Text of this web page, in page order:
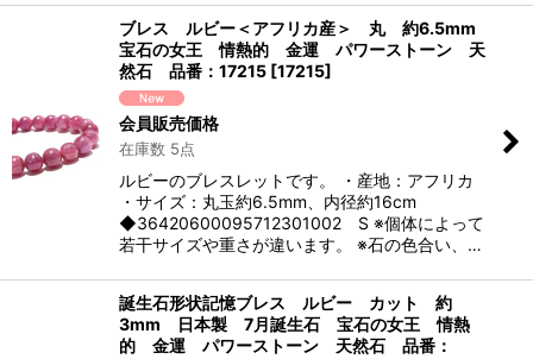
ブレス ルビー＜アフリカ産＞ 丸 約6.5mm
宝石の女王 情熱的 金運 パワーストーン 天
然石 品番：17215 [17215]
会員販売価格
在庫数 5点
ルビーのブレスレットです。 ・産地：アフリカ
・サイズ：丸玉約6.5mm、内径約16cm
◆36420600095712301002 S ※個体によって
若干サイズや重さが違います。 ※石の色合い、…
誕生石形状記憶ブレス ルビー カット 約
3mm 日本製 7月誕生石 宝石の女王 情熱
的 金運 パワーストーン 天然石 品番：